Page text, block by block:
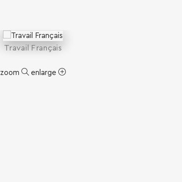
Travail Français
zoom enlarge